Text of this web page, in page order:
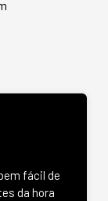
fácil de
da hora